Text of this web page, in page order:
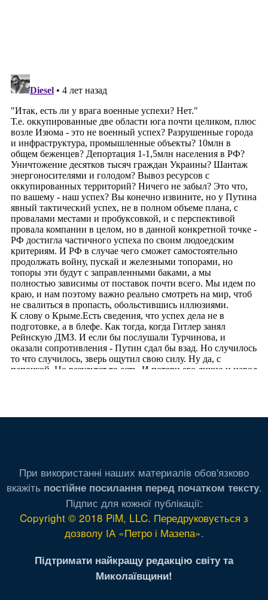
При використанні наших материалів обов'язково
вкажіть постійне посилання перед початком тексту.
Підпис для кожної публікації:
Copyright © 2018 PiM, LLC. Передруковується з
дозволу ІА «Петро і Мазепа».
Підтримати найкращу редакцію світу та
Миколаївщини!